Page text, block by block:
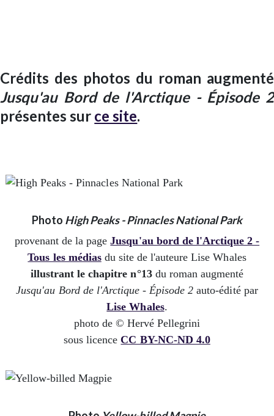
Crédits des photos du roman augmenté
Jusqu'au Bord de l'Arctique - Épisode 2
présentes sur ce site.
Photo High Peaks - Pinnacles National Park
provenant de la pageJusqu'au bord de l'Arctique 2 -
Tous les médiasdu site de l'auteure Lise Whales
illustrant le chapitre n°13du roman augmenté
Jusqu'au Bord de l'Arctique - Épisode 2 auto-édité par
Lise Whales.
photo de © Hervé Pellegrini
sous licence CC BY-NC-ND 4.0